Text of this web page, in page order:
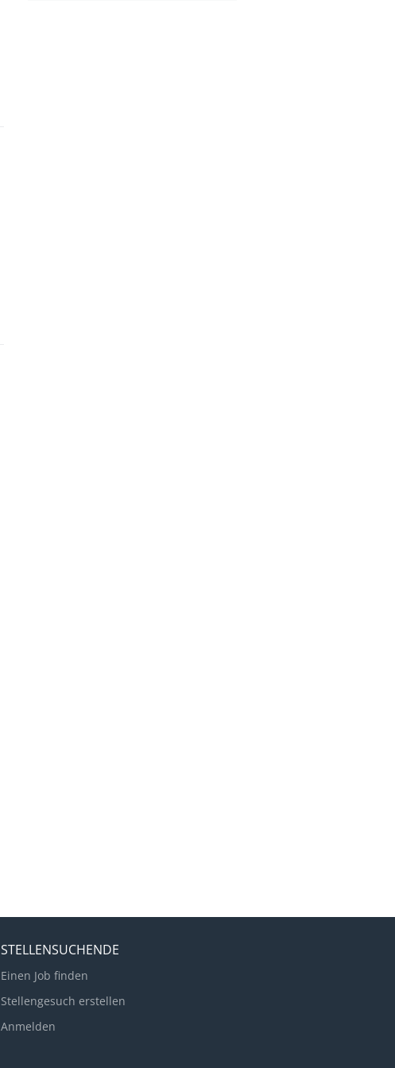
STELLENSUCHENDE
Einen Job finden
Stellengesuch erstellen
Anmelden